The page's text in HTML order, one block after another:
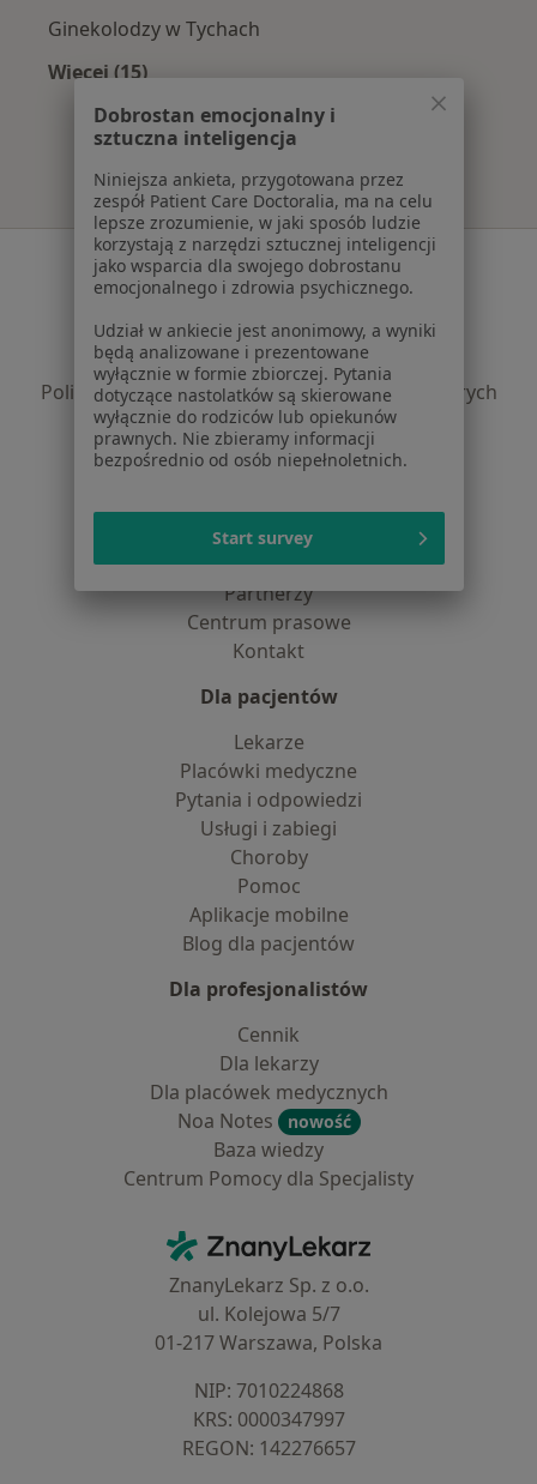
Ginekolodzy w Tychach
Więcej (15)
Więcej w kategorii: W pobliżu Alwernii
Serwis
Regulamin
Polityka prywatności pacjentów
Polityka prywatności profesjonalistów
Polityka prywatności dla profesjonalistów, których
dane pozyskaliśmy samodzielnie
Polityka cookies
Jak działają wyniki wyszukiwania
Dostępność
O nas
Praca Rekrutujemy!
Partnerzy
Centrum prasowe
Kontakt
Dla pacjentów
Lekarze
Placówki medyczne
Pytania i odpowiedzi
Usługi i zabiegi
Choroby
Pomoc
Aplikacje mobilne
Blog dla pacjentów
Dla profesjonalistów
Cennik
Dla lekarzy
Dla placówek medycznych
Noa Notes
nowość
Baza wiedzy
Centrum Pomocy dla Specjalisty
ZnanyLekarz - Strona główna
ZnanyLekarz Sp. z o.o.
ul. Kolejowa 5/7
01-217 Warszawa, Polska
NIP: ⁠7010224868
KRS: ⁠0000347997
REGON: ⁠142276657
Dobrostan emocjonalny i
sztuczna inteligencja
Niniejsza ankieta, przygotowana przez
zespół Patient Care Doctoralia, ma na celu
lepsze zrozumienie, w jaki sposób ludzie
korzystają z narzędzi sztucznej inteligencji
jako wsparcia dla swojego dobrostanu
emocjonalnego i zdrowia psychicznego.
Udział w ankiecie jest anonimowy, a wyniki
będą analizowane i prezentowane
wyłącznie w formie zbiorczej. Pytania
dotyczące nastolatków są skierowane
wyłącznie do rodziców lub opiekunów
prawnych. Nie zbieramy informacji
bezpośrednio od osób niepełnoletnich.
Start survey